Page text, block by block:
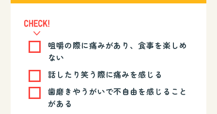
咀嚼の際に痛みがあり、食事を楽しめ
ない
話したり笑う際に痛みを感じる
歯磨きやうがいで不自由を感じること
がある